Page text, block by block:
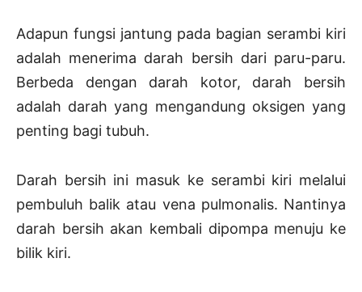
Adapun fungsi jantung pada bagian serambi kiri
adalah menerima darah bersih dari paru-paru.
Berbeda dengan darah kotor, darah bersih
adalah darah yang mengandung oksigen yang
penting bagi tubuh.
Darah bersih ini masuk ke serambi kiri melalui
pembuluh balik atau vena pulmonalis. Nantinya
darah bersih akan kembali dipompa menuju ke
bilik kiri.